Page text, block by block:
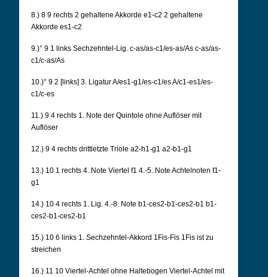
8.) 8 9 rechts 2 gehaltene Akkorde e1-c2 2 gehaltene
Akkorde es1-c2
9.)° 9 1 links Sechzehntel-Lig. c-as/as-c1/es-as/As c-as/as-
c1/c-as/As
10.)° 9 2 [links] 3. Ligatur A/es1-g1/es-c1/es A/c1-es1/es-
c1/c-es
11.) 9 4 rechts 1. Note der Quintole ohne Auflöser mit
Auflöser
12.) 9 4 rechts drittletzte Triole a2-h1-g1 a2-b1-g1
13.) 10 1 rechts 4. Note Viertel f1 4.-5. Note Achtelnoten f1-
g1
14.) 10 4 rechts 1. Lig. 4.-8. Note b1-ces2-b1-ces2-b1 b1-
ces2-b1-ces2-b1
15.) 10 6 links 1. Sechzehntel-Akkord 1Fis-Fis 1Fis ist zu
streichen
16.) 11 10 Viertel-Achtel ohne Haltebogen Viertel-Achtel mit